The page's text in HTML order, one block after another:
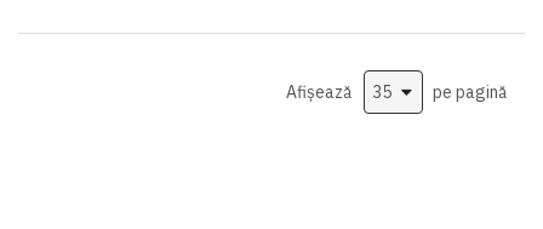
Afișează pe pagină